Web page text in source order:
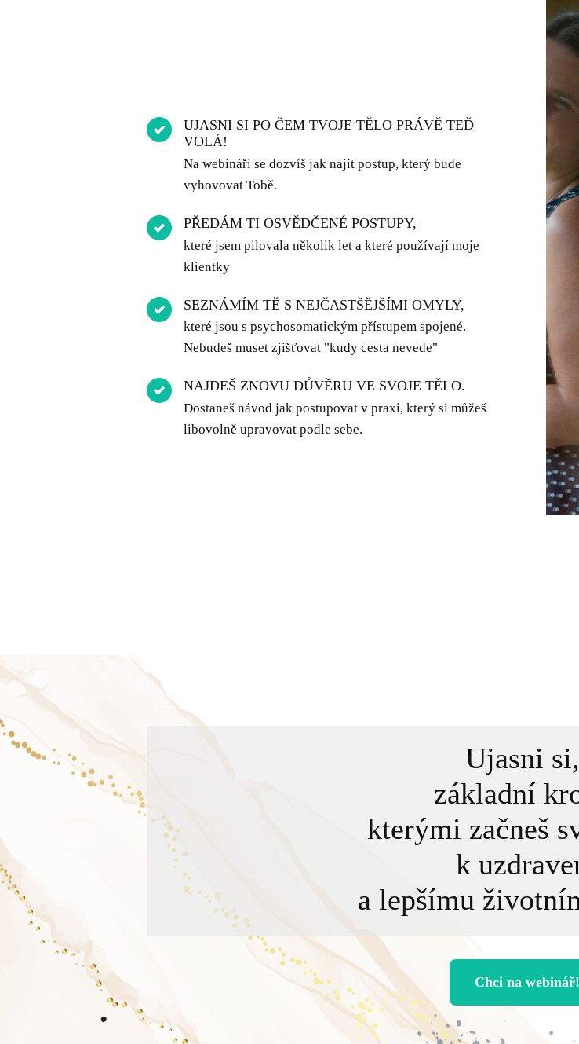
UJASNI SI PO ČEM TVOJE TĚLO PRÁVĚ TEĎ
VOLÁ!
Na webináři se dozvíš jak najít postup, který bude
vyhovovat Tobě.
PŘEDÁM TI OSVĚDČENÉ POSTUPY,
které jsem pilovala několik let a které používají moje
klientky
SEZNÁMÍM TĚ S NEJČASTŠĚJŠÍMI OMYLY,
které jsou s psychosomatickým přístupem spojené.
Nebudeš muset zjišťovat "kudy cesta nevede"
NAJDEŠ ZNOVU DŮVĚRU VE SVOJE TĚLO.
Dostaneš návod jak postupovat v praxi, který si můžeš
libovolně upravovat podle sebe.
Ujasni si,
základní
kterými začneš
k
a lepšímu
Chci na webinář!